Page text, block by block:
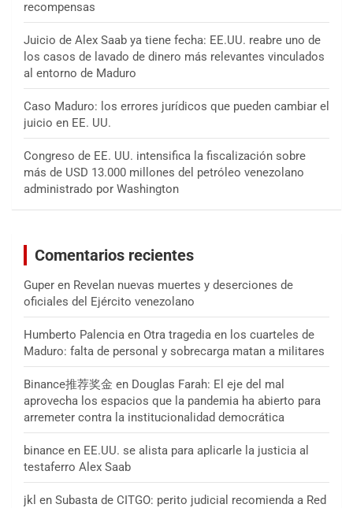
recompensas
Juicio de Alex Saab ya tiene fecha: EE.UU. reabre uno de
los casos de lavado de dinero más relevantes vinculados
al entorno de Maduro
Caso Maduro: los errores jurídicos que pueden cambiar el
juicio en EE. UU.
Congreso de EE. UU. intensifica la fiscalización sobre
más de USD 13.000 millones del petróleo venezolano
administrado por Washington
Comentarios recientes
Guper en Revelan nuevas muertes y deserciones de
oficiales del Ejército venezolano
Humberto Palencia en Otra tragedia en los cuarteles de
Maduro: falta de personal y sobrecarga matan a militares
Binance推荐奖金 en Douglas Farah: El eje del mal
aprovecha los espacios que la pandemia ha abierto para
arremeter contra la institucionalidad democrática
binance en EE.UU. se alista para aplicarle la justicia al
testaferro Alex Saab
jkl en Subasta de CITGO: perito judicial recomienda a Red